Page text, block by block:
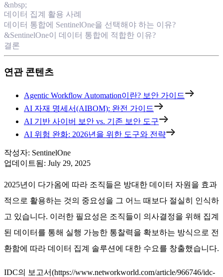
&nbsp;
데이터 집계 활용 사례
데이터 통합에 SentinelOne을 선택해야 하는 이유?
&SentinelOne이 데이터 통합에 적합한 이유?
결론
연관 콘텐츠
Agentic Workflow Automation이란? 보안 가이드
AI 자재 명세서(AIBOM): 완전 가이드
AI 기반 사이버 보안 vs. 기존 보안 도구
AI 위험 완화: 2026년을 위한 도구와 전략
작성자: SentinelOne
업데이트됨: July 29, 2025
2025년이 다가옴에 따라 조직들은 방대한 데이터 자원을 효과
적으로 활용하는 것의 중요성을 그 어느 때보다 절실히 인식하
고 있습니다. 이러한 필요성은 조직들이 의사결정을 위해 집계
된 데이터를 통해 실행 가능한 통찰력을 확보하는 방식으로 전
환함에 따라 데이터 집계 솔루션에 대한 수요를 창출했습니다.
IDC의 보고서(https://www.networkworld.com/article/966746/idc-